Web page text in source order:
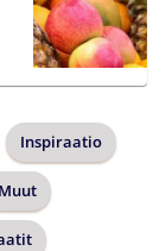
Inspiraatio
Muut